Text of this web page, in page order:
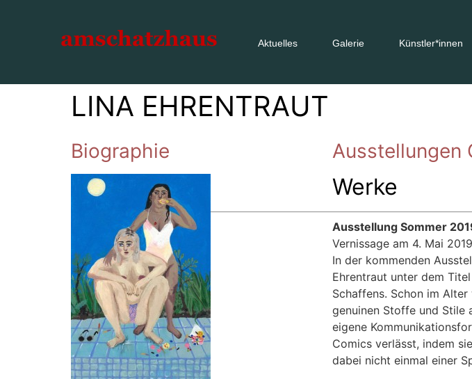
Aktuelles Galerie Künstler*innen
LINA EHRENTRAUT
Biographie Ausstellungen
Werke
Ausstellung Sommer
Vernissage am 4. Mai
In der kommenden
Ehrentraut unter dem
Schaffens. Schon im
genuinen Stoffe und Stile
eigene
Comics verlässt, indem
dabei nicht einmal einer